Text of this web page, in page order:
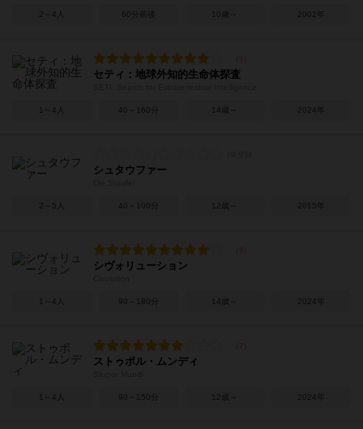
2～4人 60分前後 10歳～ 2002年
セティ：地球外知的生命体探査
1～4人 40～160分 14歳～ 2024年
シュタウファー
2～5人 40～100分 12歳～ 2015年
シヴォリューション
1～4人 90～180分 14歳～ 2024年
ストゥポル・ムンディ
1～4人 90～150分 12歳～ 2024年